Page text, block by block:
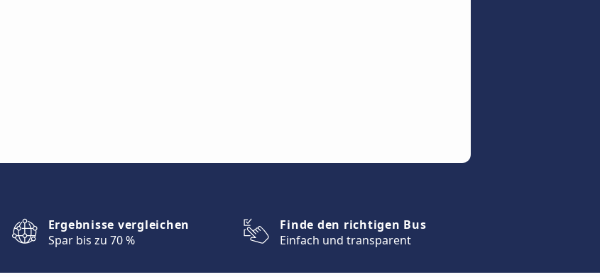
Ergebnisse vergleichen
Spar bis zu 70 %
Finde den richtigen Bus
Einfach und transparent